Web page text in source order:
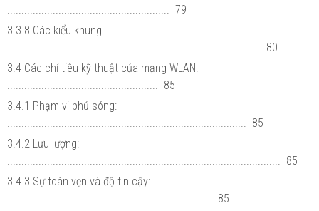
......................................................... 79
3.3.8 Các kiểu khung
......................................................................................... 80
3.4 Các chỉ tiêu kỹ thuật của mạng WLAN:
..................................................... 85
3.4.1 Phạm vi phủ sóng:
.................................................................................... 85
3.4.2 Lưu lượng:
................................................................................................ 85
3.4.3 Sự toàn vẹn và độ tin cậy:
........................................................................ 85